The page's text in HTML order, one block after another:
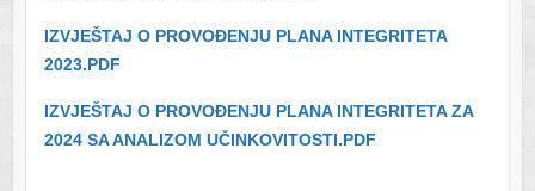
IZVJEŠTAJ O PROVOĐENJU PLANA INTEGRITETA
2023.PDF
IZVJEŠTAJ O PROVOĐENJU PLANA INTEGRITETA ZA
2024 SA ANALIZOM UČINKOVITOSTI.PDF